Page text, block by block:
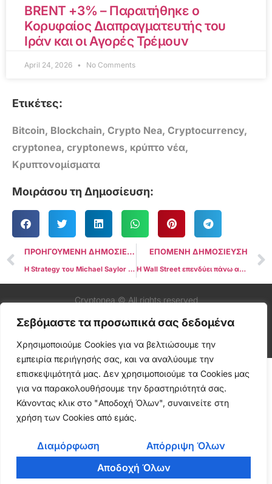
Σεβόμαστε τα προσωπικά σας δεδομένα
Χρησιμοποιούμε Cookies για να βελτιώσουμε την
εμπειρία περιήγησής σας, και να αναλύουμε την
επισκεψιμότητά μας. Δεν χρησιμοποιούμε τα Cookies μας
για να παρακολουθήσουμε την δραστηριότητά σας.
Κάνοντας κλικ στο "Αποδοχή Όλων", συναινείτε στη
χρήση των Cookies από εμάς.
Διαμόρφωση
Απόρριψη Όλων
Αποδοχή Όλων
BRENT +3% – Παραιτήθηκε ο
Κορυφαίος Διαπραγματευτής του
Ιράν και οι Αγορές Τρέμουν
April 24, 2026 No Comments
Ετικέτες:
Bitcoin, Blockchain, Crypto Nea, Cryptocurrency,
cryptonea, cryptonews, κρύπτο νέα,
Κρυπτονομίσματα
Μοιράσου τη Δημοσίευση:
ΠΡΟΗΓΟΥΜΕΝΗ ΔΗΜΟΣΙΕΥΣΗ
Η Strategy του Michael Saylor Πλησιάζει την Είσοδο στον S&P 500 με Πιθανότητες 91% για το Β’ Τρίμηνο
ΕΠΟΜΕΝΗ ΔΗΜΟΣΙΕΥΣΗ
Η Wall Street επενδύει πάνω από $1 δισ. σε Bitcoin καθώς το δολάριο φτάνει σε κρίσιμο σημείο
Cryptonea © All rights reserved